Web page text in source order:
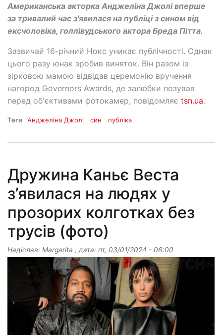
Американська акторка Анджеліна Джолі вперше
за тривалий час з'явилася на публіці з сином від
ексчоловіка, голлівудського актора Бреда Пітта.
Зазвичай 16-річний Нокс уникає публічності. Однак
цього разу юнак зробив виняток. Він разом із
зірковою мамою відвідав церемонію вручення
нагород Governors Awards, де залюбки позував
перед об'єктивами фотокамер, повідомляє tsn.ua.
Теги Анджеліна Джолі син публіка
Дружина Каньє Веста
з’явилася на людях у
прозорих колготках без
трусів (фото)
Надіслав: Margarita , дата: пт, 03/01/2024 - 06:00